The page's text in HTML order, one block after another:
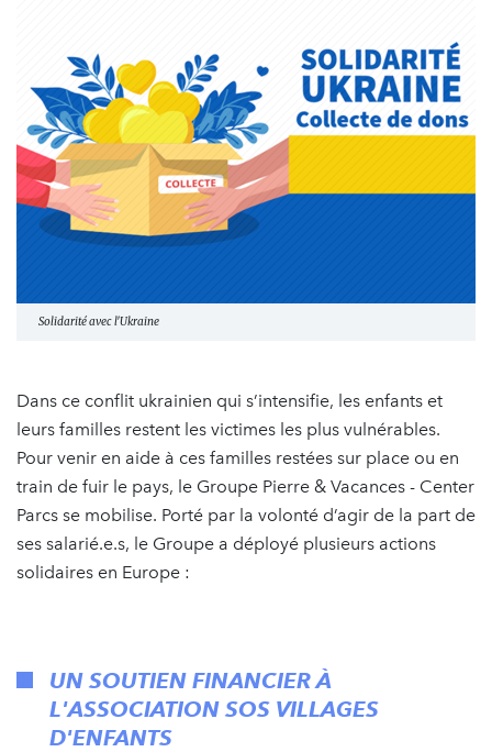
Solidarité avec l'Ukraine
Dans ce conflit ukrainien qui s’intensifie, les enfants et
leurs familles restent les victimes les plus vulnérables.
Pour venir en aide à ces familles restées sur place ou en
train de fuir le pays, le Groupe Pierre & Vacances - Center
Parcs se mobilise. Porté par la volonté d’agir de la part de
ses salarié.e.s, le Groupe a déployé plusieurs actions
solidaires en Europe :
UN SOUTIEN FINANCIER À
L'ASSOCIATION SOS VILLAGES
D'ENFANTS